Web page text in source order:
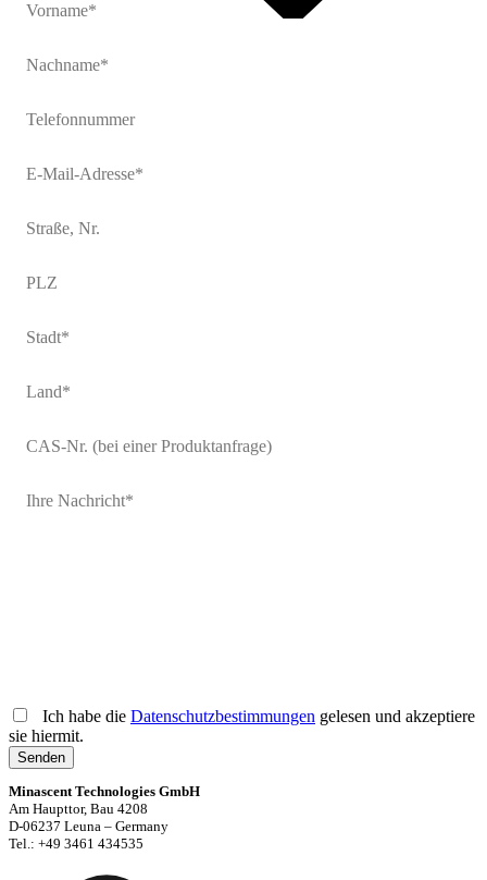
Ich habe die Datenschutzbestimmungen gelesen und akzeptiere
sie hiermit.
Senden
Minascent Technologies GmbH
Am Haupttor, Bau 4208
D-06237 Leuna – Germany
Tel.: +49 3461 434535